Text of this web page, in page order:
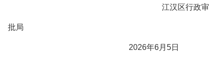
江汉区行政审
批局
2026年6月5日